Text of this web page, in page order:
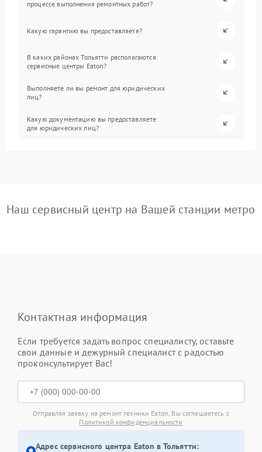
процессе выполнения ремонтных работ?
Какую гарантию вы предоставляете?
В каких районах Тольятти располагаются
сервисные центры Eaton?
Выполняете ли вы ремонт для юридических
лиц?
Какую документацию вы предоставляете
для юридических лиц?
Наш сервисный центр на Вашей станции метро
Контактная информация
Если требуется задать вопрос специалисту, оставьте
свои данные и дежурный специалист с радостью
проконсультирует Вас!
Отправляя заявку на ремонт техники Eaton, Вы соглашаетесь с
Политикой конфиденциальности
Адрес сервисного центра Eaton в Тольятти: